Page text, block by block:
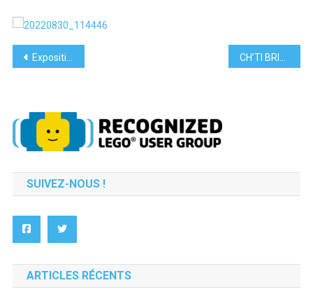
Navigation
l’article
Exposition : Brick’In #10 FNAC de LILLE CH’TI BRICK À LESQUIN.
SUIVEZ-NOUS !
ARTICLES RÉCENTS